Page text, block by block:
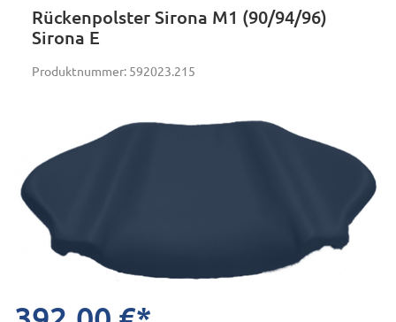
Rückenpolster Sirona M1 (90/94/96)
Sirona E
Produktnummer: 592023.215